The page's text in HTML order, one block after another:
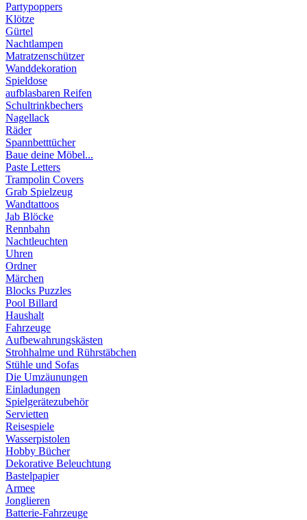
Partypoppers
Klötze
Gürtel
Nachtlampen
Matratzenschützer
Wanddekoration
Spieldose
aufblasbaren Reifen
Schultrinkbechers
Nagellack
Räder
Spannbetttücher
Baue deine Möbel...
Paste Letters
Trampolin Covers
Grab Spielzeug
Wandtattoos
Jab Blöcke
Rennbahn
Nachtleuchten
Uhren
Ordner
Märchen
Blocks Puzzles
Pool Billard
Haushalt
Fahrzeuge
Aufbewahrungskästen
Strohhalme und Rührstäbchen
Stühle und Sofas
Die Umzäunungen
Einladungen
Spielgerätezubehör
Servietten
Reisespiele
Wasserpistolen
Hobby Bücher
Dekorative Beleuchtung
Bastelpapier
Armee
Jonglieren
Batterie-Fahrzeuge